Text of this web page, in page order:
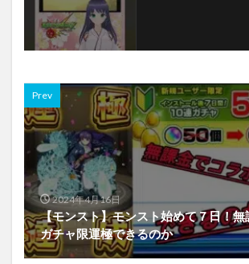
Prev
2024年4月16日
【モンスト】モンスト始めて７日！無
ガチャ限運極できるのか